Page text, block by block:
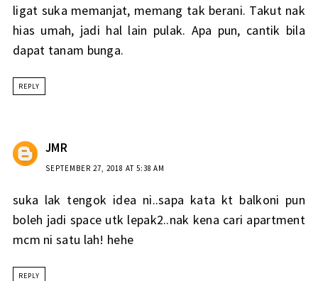
ligat suka memanjat, memang tak berani. Takut nak
hias umah, jadi hal lain pulak. Apa pun, cantik bila
dapat tanam bunga.
REPLY
JMR
SEPTEMBER 27, 2018 AT 5:38 AM
suka lak tengok idea ni..sapa kata kt balkoni pun
boleh jadi space utk lepak2..nak kena cari apartment
mcm ni satu lah! hehe
REPLY